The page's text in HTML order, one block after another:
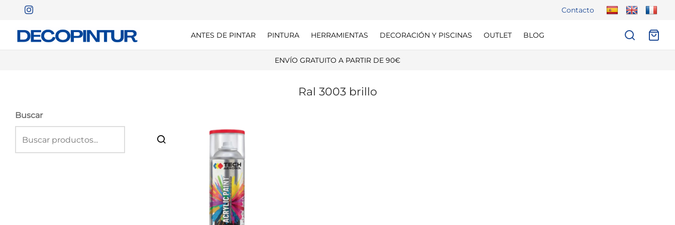
Contacto
ANTES DE PINTAR PINTURA HERRAMIENTAS DECORACIÓN Y PISCINAS OUTLET BLOG
ENVÍO GRATUITO A PARTIR DE 90€
Ral 3003 brillo
Buscar